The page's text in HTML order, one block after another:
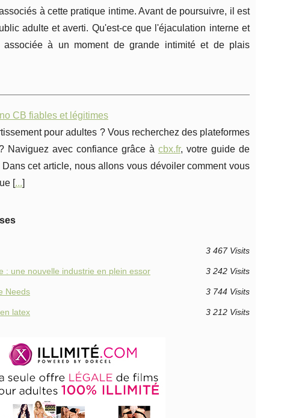
à cette pratique intime. Avant de poursuivre, il est
adulte et averti. Qu'est-ce que l'éjaculation interne et
associée à un moment de grande intimité et de plais
CB fiables et légitimes
pour adultes ? Vous recherchez des plateformes
avec confiance grâce à cbx.fr, votre guide de
cet article, nous allons vous dévoiler comment vous
[...]
3 467 Visits
: une nouvelle industrie en plein essor 3 242 Visits
Needs 3 744 Visits
latex 3 212 Visits